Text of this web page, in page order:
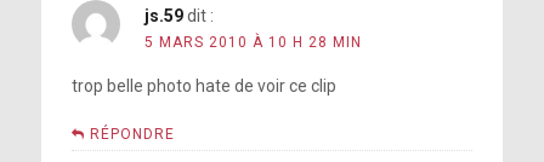
js.59 dit :
5 MARS 2010 À 10 H 28 MIN
trop belle photo hate de voir ce clip
RÉPONDRE